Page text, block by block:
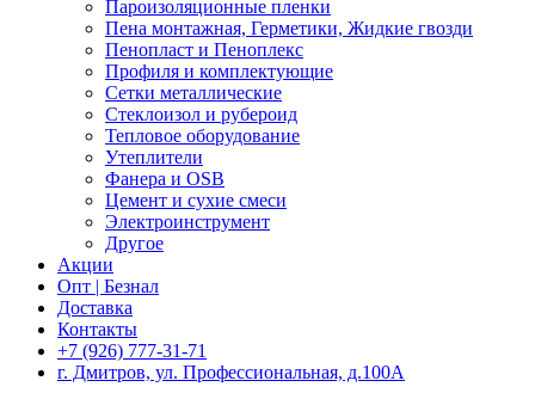
Пароизоляционные пленки
Пена монтажная, Герметики, Жидкие гвозди
Пенопласт и Пеноплекс
Профиля и комплектующие
Сетки металлические
Стеклоизол и рубероид
Тепловое оборудование
Утеплители
Фанера и OSB
Цемент и сухие смеси
Электроинструмент
Другое
Акции
Опт | Безнал
Доставка
Контакты
+7 (926) 777-31-71
г. Дмитров, ул. Профессиональная, д.100А